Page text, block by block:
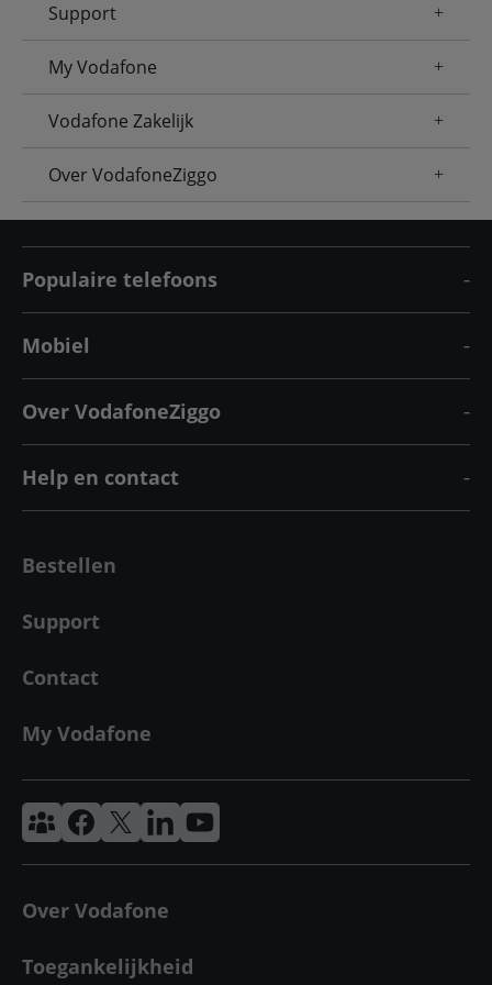
Support
My Vodafone
Vodafone Zakelijk
Over VodafoneZiggo
Populaire telefoons
Mobiel
Over VodafoneZiggo
Help en contact
Bestellen
Support
Contact
My Vodafone
Vodafone & Ziggo Community
Vodafone Facebook
Vodafone XVodafoneZiggo LinkedIn
Vodafone YouTube
Over Vodafone
Toegankelijkheid